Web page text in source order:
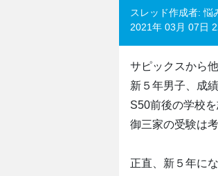
スレッド作成者: 悩
2021年 03月 07日
サピックスから
新５年男子、成
S50前後の学校を
御三家の受験は
正直、新５年に